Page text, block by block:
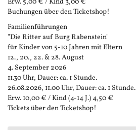
Buchungen über den Ticketshop!
Familienführungen
"Die Ritter auf Burg Rabenstein"
für Kinder von 5-10 Jahren mit Eltern
12., 20., 22. & 28. August
4. September 2026
11.30 Uhr, Dauer: ca. 1 Stunde.
26.08.2026, 11.00 Uhr, Dauer: ca. 1 Stunde.
Erw. 10,00 € / Kind (4-14 J.) 4,50 €
Tickets über den Ticketshop!